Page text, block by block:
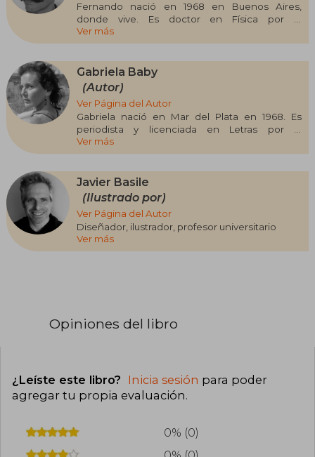
Fernando nació en 1968 en Buenos Aires,
donde vive. Es doctor en Física por la
Universidad de Buenos Aires y músico
aficionado. Le apasiona la ciencia, la sociología
sociedad. Actualmente trabaja como consultor
en la industria del software.
Ver más
Gabriela Baby
(Autor)
Ver Página del Autor
Gabriela nació en Mar del Plata en 1968. Es
periodista y licenciada en Letras por la
Universidad de Buenos Aires. Su curiosidad
desbordante la llevó a realizar diversas
penales hasta la conformación geológica de la
Tierra. Trabaja para medios gráficos, escribe
ficción y estudia la especialización en Literatura
infantil y juvenil en Universidad de San Martín.
Ver más
Javier Basile
(Ilustrado por)
Ver Página del Autor
Diseñador, ilustrador, profesor universitario
Ver más
Opiniones del libro
¿Leíste este libro? Inicia sesión para poder
agregar tu propia evaluación.
0% (0)